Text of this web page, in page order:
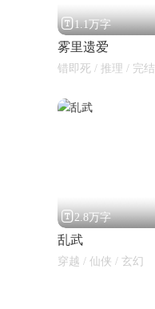
1.1万字
雾里遗爱
错即死 / 推理 / 完结
2.8万字
乱武
穿越 / 仙侠 / 玄幻